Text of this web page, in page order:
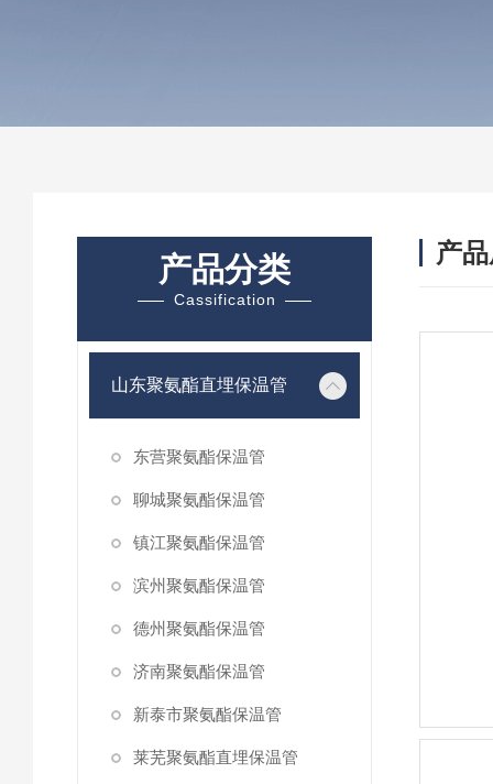
产品分类
Cassification
山东聚氨酯直埋保温管
东营聚氨酯保温管
聊城聚氨酯保温管
镇江聚氨酯保温管
滨州聚氨酯保温管
德州聚氨酯保温管
济南聚氨酯保温管
新泰市聚氨酯保温管
莱芜聚氨酯直埋保温管
产